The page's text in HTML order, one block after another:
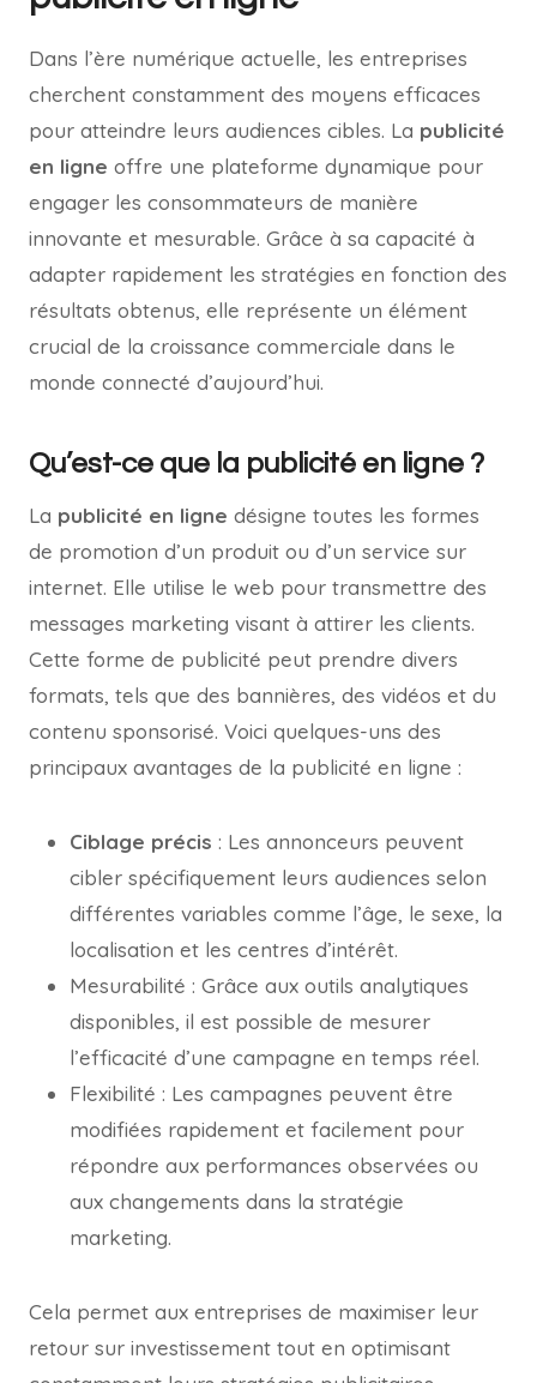
Dans l’ère numérique actuelle, les entreprises
cherchent constamment des moyens efficaces
pour atteindre leurs audiences cibles. La publicité
en ligne offre une plateforme dynamique pour
engager les consommateurs de manière
innovante et mesurable. Grâce à sa capacité à
adapter rapidement les stratégies en fonction des
résultats obtenus, elle représente un élément
crucial de la croissance commerciale dans le
monde connecté d’aujourd’hui.
Qu’est-ce que la publicité en ligne ?
La publicité en ligne désigne toutes les formes
de promotion d’un produit ou d’un service sur
internet. Elle utilise le web pour transmettre des
messages marketing visant à attirer les clients.
Cette forme de publicité peut prendre divers
formats, tels que des bannières, des vidéos et du
contenu sponsorisé. Voici quelques-uns des
principaux avantages de la publicité en ligne :
Ciblage précis : Les annonceurs peuvent
cibler spécifiquement leurs audiences selon
différentes variables comme l’âge, le sexe, la
localisation et les centres d’intérêt.
Mesurabilité : Grâce aux outils analytiques
disponibles, il est possible de mesurer
l’efficacité d’une campagne en temps réel.
Flexibilité : Les campagnes peuvent être
modifiées rapidement et facilement pour
répondre aux performances observées ou
aux changements dans la stratégie
marketing.
Cela permet aux entreprises de maximiser leur
retour sur investissement tout en optimisant